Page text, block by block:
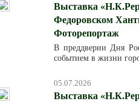
Выставка
Федоровском
Фоторепортаж
В преддверии Дня
событием в жизни
05.07.2026
Выставка